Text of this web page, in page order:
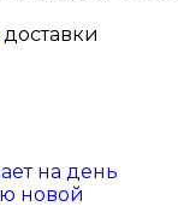
доставки